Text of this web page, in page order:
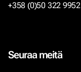
+358 (0)50 322 9952
Seuraa meitä